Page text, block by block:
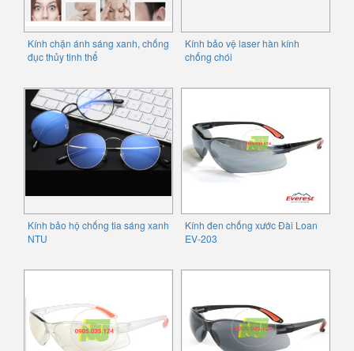
Kính chặn ánh sáng xanh, chống
đục thủy tinh thể
Kính bảo vệ laser hàn kính
chống chói
Kính bảo hộ chống tia sáng xanh
NTU
Kính đen chống xước Đài Loan
EV-203